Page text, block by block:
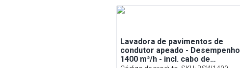
Lavadora de pavimentos de
condutor apeado - Desempenho
1400 m²/h - incl. cabo de